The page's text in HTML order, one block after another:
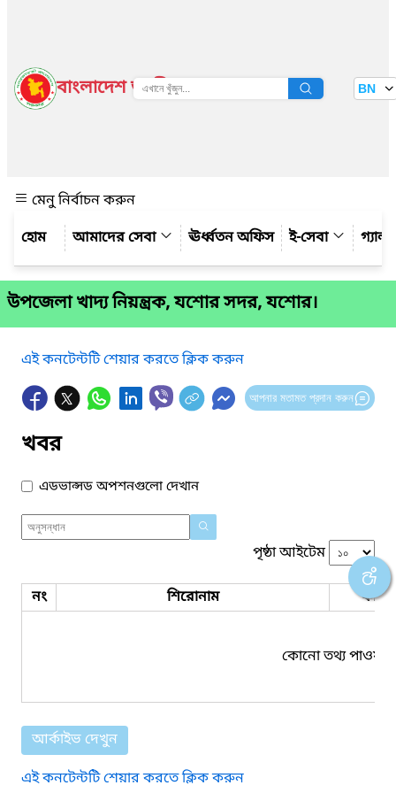
বাংলাদেশ জাতীয় তথ্য বাতায়ন BN
মেনু নির্বাচন করুন
আমাদের সেবা
ঊর্ধ্বতন অফিস ই-সেবা
উপজেলা খাদ্য নিয়ন্ত্রক, যশোর সদর, যশোর।
এই কনটেন্টটি শেয়ার করতে ক্লিক করুন
আপনার মতামত প্রদান করুন
খবর
এডভান্সড অপশনগুলো দেখান
পৃষ্ঠা আইটেম
নং শিরোনাম ফাইল
কোনো তথ্য পাওয়া
আর্কাইভ দেখুন
এই কনটেন্টটি শেয়ার করতে ক্লিক করুন